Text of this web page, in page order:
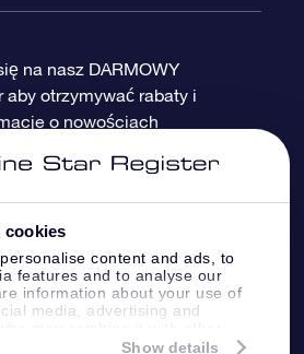
cookies
content and ads, to
features and to analyse our
information about your use of
media, advertising and
provided to them or that
Show details
OSR
Strona Gwiazdy
Ekranu OSR
me to the stars”
na nasz DARMOWY
aby otrzymywać rabaty i
o nowościach